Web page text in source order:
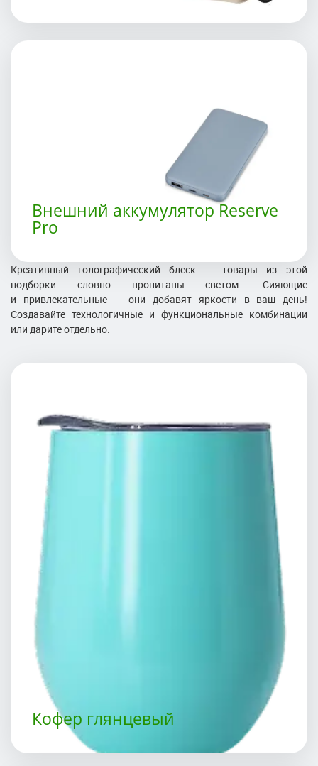
Внешний аккумулятор Reserve
Pro
Креативный голографический блеск — товары из этой
подборки словно пропитаны светом. Сияющие
и привлекательные — они добавят яркости в ваш день!
Создавайте технологичные и функциональные комбинации
или дарите отдельно.
Кофер глянцевый